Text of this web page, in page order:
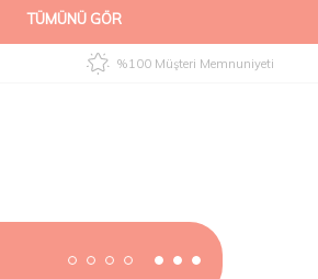
TÜMÜNÜ GÖR
%100 Müşteri Memnuniyeti